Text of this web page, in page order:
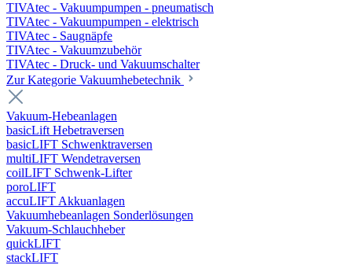
TIVAtec - Vakuumpumpen - pneumatisch
TIVAtec - Vakuumpumpen - elektrisch
TIVAtec - Saugnäpfe
TIVAtec - Vakuumzubehör
TIVAtec - Druck- und Vakuumschalter
Zur Kategorie Vakuumhebetechnik
Vakuum-Hebeanlagen
basicLift Hebetraversen
basicLIFT Schwenktraversen
multiLIFT Wendetraversen
coilLIFT Schwenk-Lifter
poroLIFT
accuLIFT Akkuanlagen
Vakuumhebeanlagen Sonderlösungen
Vakuum-Schlauchheber
quickLIFT
stackLIFT